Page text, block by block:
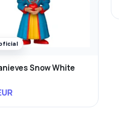
Snow White